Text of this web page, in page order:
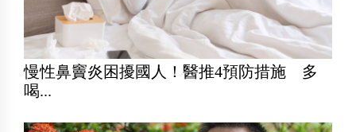
慢性鼻竇炎困擾國人！醫推4預防措施 多
喝...